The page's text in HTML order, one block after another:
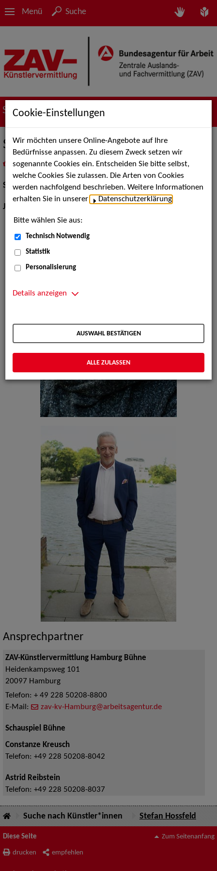
Menü Suche
Suche nach Künstler*innen
Stefan Hossfeld
als PDF speichern
inMeine Merklistelegen
Schauspiel:Bühne
Jahrgang:
Ansprechpartner
ZAV-Künstlervermittlung Hamburg Bühne
Heidenkampsweg 101
20097 Hamburg
Telefon: + 49 228 50208-8800
E-Mail:
zav-kv-Hamburg@arbeitsagentur.de
Schauspiel Bühne
Constanze Kreusch
Telefon: +49 228 50208-8042
Astrid Reibstein
Telefon: +49 228 50208-8037
Suche nach Künstler*innen Stefan Hossfeld
Diese Seite
drucken empfehlen
Zum Seitenanfang
Cookie-Einstellungen
Wir möchten unsere Online-Angebote auf Ihre
Bedürfnisse anpassen. Zu diesem Zweck setzen wir
sogenannte Cookies ein. Entscheiden Sie bitte selbst,
welche Cookies Sie zulassen. Die Arten von Cookies
werden nachfolgend beschrieben. Weitere Informationen
erhalten Sie in unserer
Datenschutzerklärung
Bitte wählen Sie aus:
Technisch Notwendig
Statistik
Personalisierung
Details anzeigen
AUSWAHL BESTÄTIGEN
ALLE ZULASSEN